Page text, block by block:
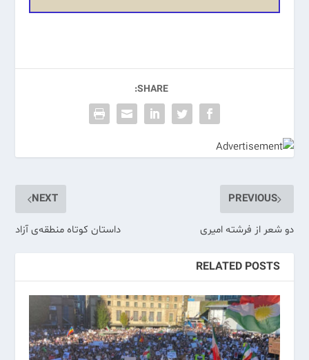
SHARE:
PREVIOUS
دو شعر از فرشته امیری
NEXT
داستان کوتاه منطقه‌ی آزاد
RELATED POSTS